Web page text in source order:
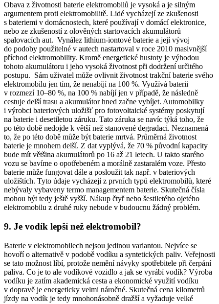
Obava z životnosti baterie elektromobilů je vysoká a je silným
argumentem proti elektromobilitě. Lidé vycházejí ze zkušenosti
s bateriemi v domácnostech, které používají v domácí elektronice,
nebo ze zkušeností z olověných startovacích akumulátorů
spalovacích aut. Vynález lithium-iontové baterie a její vývoj
do podoby použitelné v autech nastartoval v roce 2010 masivnější
příchod elektromobility. Kromě energetické hustoty je výhodou
tohoto akumulátoru i jeho vysoká životnost při dodržení určitého
postupu. Sám uživatel může ovlivnit životnost trakční baterie svého
elektromobilu jen tím, že nenabíjí na 100 %. Využívá baterii
v rozmezí 10–80 %, na 100 % nabíjí jen v případě, že následně
cestuje delší trasu a akumulátor hned začne vybíjet. Automobilky
i výrobci bateriových uložišť pro fotovoltaické systémy poskytují
na baterie i desetiletou záruku. Tato záruka se navíc týká toho, že
po této době nedojde k větší než stanovené degradaci. Neznamená
to, že po této době může být baterie mrtvá. Průměrná životnost
baterie je mnohem delší. Z dat vyplývá, že 70 % původní kapacity
bude mít většina akumulátorů po 16 až 21 letech. U takto starého
vozu se bavíme o opotřebeném a morálně zastaralém voze. Přesto
baterie může fungovat dále a posloužit tak např. v bateriových
uložištích. Tyto údaje vycházejí z prvních typů elektromobilů, které
nebývaly vybaveny termo managementem baterie. Skutečná čísla
mohou být tedy ještě vyšší. Nákup čtyř nebo šestiletého ojetého
elektromobilu z druhé ruky nebude v budoucnu žádný problém.
9. Je vodík lepší než elektromobil?
Baterie v elektromobilech nejsou jedinou variantou. Nejvíce se
hovoří o alternativě v podobě vodíku a syntetických paliv. Veřejnosti
se tato možnost líbí, protože nemění návyky spotřebitele při čerpání
paliva. Co je to ale vodíkové vozidlo a jak se vyrábí vodík? Výroba
vodíku je zatím akademická cesta a ekonomické využití vodíku
v dopravě je energeticky velmi náročné. Skutečná cena kilometrů
jízdy na vodík je tedy mnohonásobně dražší a vyžaduje velké